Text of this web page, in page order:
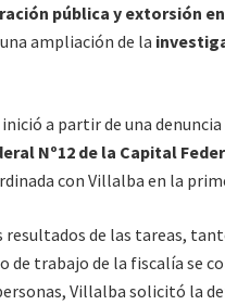
pública y extorsión
ampliación de la
inició a partir de una denuncia
Nº12 de la Capital
con Villalba en la
resultados de las tareas,
de trabajo de la fiscalía se
Villalba solicitó la